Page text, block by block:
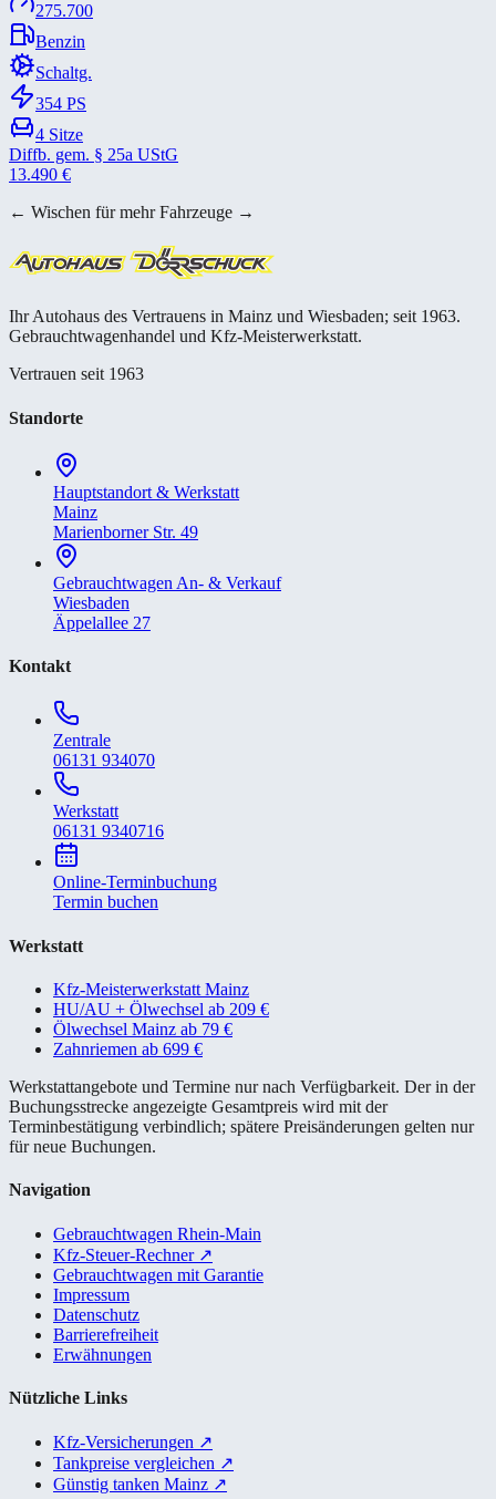
275.700
Benzin
Schaltg.
354 PS
4 Sitze
Diffb. gem. § 25a UStG
13.490 €
← Wischen für mehr Fahrzeuge →
Ihr Autohaus des Vertrauens in Mainz und Wiesbaden; seit 1963.
Gebrauchtwagenhandel und Kfz-Meisterwerkstatt.
Vertrauen seit 1963
Standorte
Hauptstandort & Werkstatt
Mainz
Marienborner Str. 49
Gebrauchtwagen An- & Verkauf
Wiesbaden
Äppelallee 27
Kontakt
Zentrale
06131 934070
Werkstatt
06131 9340716
Online-Terminbuchung
Termin buchen
Werkstatt
Kfz-Meisterwerkstatt Mainz
HU/AU + Ölwechsel ab 209 €
Ölwechsel Mainz ab 79 €
Zahnriemen ab 699 €
Werkstattangebote und Termine nur nach Verfügbarkeit. Der in der
Buchungsstrecke angezeigte Gesamtpreis wird mit der
Terminbestätigung verbindlich; spätere Preisänderungen gelten nur
für neue Buchungen.
Navigation
Gebrauchtwagen Rhein-Main
Kfz-Steuer-Rechner ↗
Gebrauchtwagen mit Garantie
Impressum
Datenschutz
Barrierefreiheit
Erwähnungen
Nützliche Links
Kfz-Versicherungen ↗
Tankpreise vergleichen ↗
Günstig tanken Mainz ↗